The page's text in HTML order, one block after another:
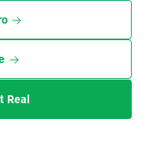
Real